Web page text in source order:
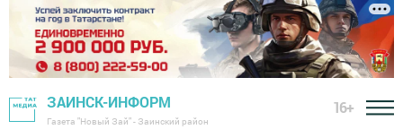
ЗАИНСК-ИНФОРМ
Газета "Новый Зай" - Заинский район
16+